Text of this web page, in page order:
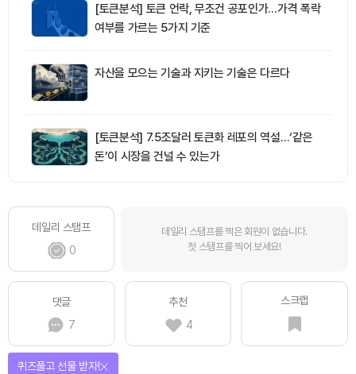
[토큰분석] 토큰 언락, 무조건 공포인가…가격 폭락
여부를 가르는 5가지 기준
자산을 모으는 기술과 지키는 기술은 다르다
[토큰분석] 7.5조달러 토큰화 레포의 역설…‘같은
돈’이 시장을 건널 수 있는가
데일리 스탬프
0
데일리 스탬프를 찍은 회원이 없습니다.
첫 스탬프를 찍어 보세요!
댓글
7
추천
4
스크랩
퀴즈풀고 선물 받자!